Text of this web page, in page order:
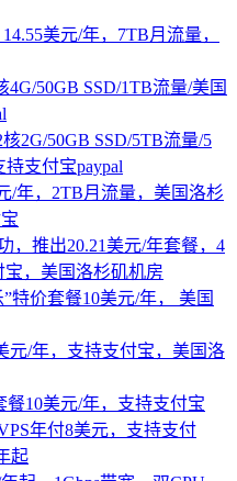
美元/年，7TB月流量，
4G/50GB SSD/1TB流量/美国
2G/50GB SSD/5TB流量/5
支付宝paypal
/年，2TB月流量，美国洛杉
，推出20.21美元/年套餐，4
，美国洛杉矶机房
特价套餐10美元/年， 美国
元/年，支持支付宝，美国洛
餐10美元/年，支持支付宝
年付8美元，支持支付
起